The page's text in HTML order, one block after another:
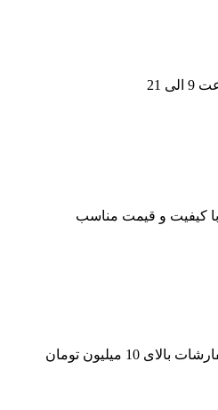
21
کیفیت و قیمت مناسب
10 میلیون تومان